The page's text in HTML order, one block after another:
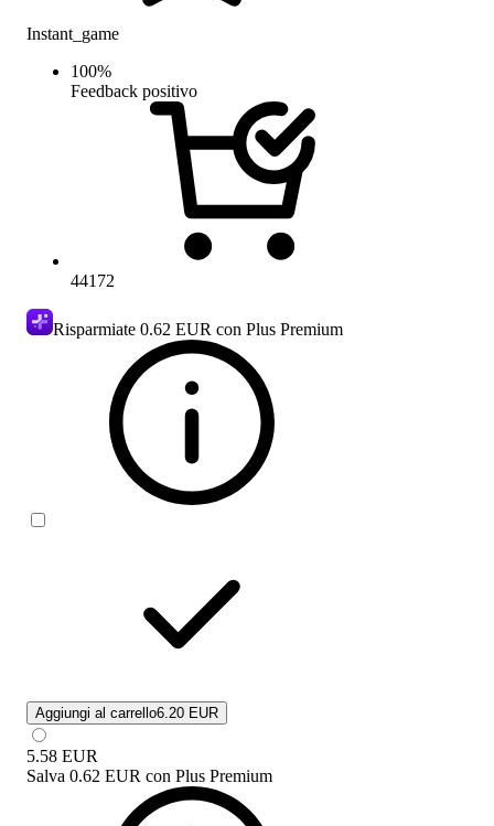
Instant_game
100%
Feedback positivo
44172
Risparmiate 0.62 EUR con Plus Premium
Aggiungi al carrello6.20 EUR
5.58 EUR
Salva 0.62 EUR con Plus Premium